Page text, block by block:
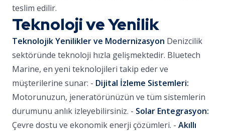
teslim edilir.
Teknoloji ve Yenilik
Teknolojik Yenilikler ve Modernizasyon Denizcilik
sektöründe teknoloji hızla gelişmektedir. Bluetech
Marine, en yeni teknolojileri takip eder ve
müşterilerine sunar: - Dijital İzleme Sistemleri:
Motorunuzun, jeneratörünüzün ve tüm sistemlerin
durumunu anlık izleyebilirsiniz. - Solar Entegrasyon:
Çevre dostu ve ekonomik enerji çözümleri. - Akıllı